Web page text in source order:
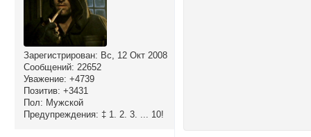
Зарегистрирован: Вс, 12 Окт 2008
Сообщений: 22652
Уважение: +4739
Позитив: +3431
Пол: Мужской
Предупреждения: ‡ 1. 2. 3. ... 10!